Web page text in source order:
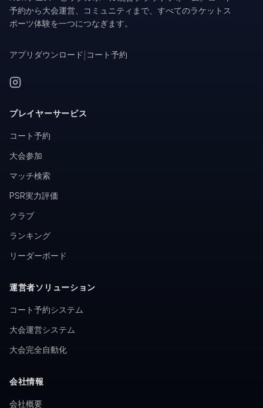
予約から大会運営、コミュニティまで、すべてのラケットス
ポーツ体験を一つにつなぎます。
アプリダウンロード コート予約
プレイヤーサービス
コート予約
大会参加
マッチ検索
PSR実力評価
クラブ
ランキング
リーダーボード
運営者ソリューション
コート予約システム
大会運営システム
大会完全自動化
会社情報
会社概要